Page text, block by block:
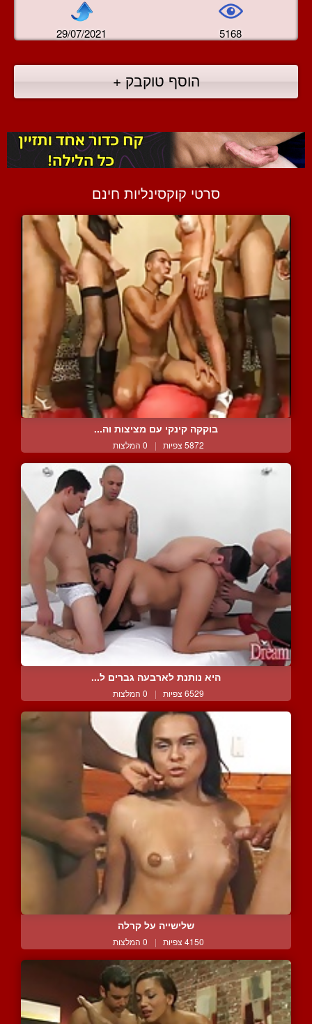
29/07/2021 5168
הוסף טוקבק +
סרטי קוקסינליות חינם
בוקקה קינקי עם מציצות וה...
5872 צפיות | 0 המלצות
היא נותנת לארבעה גברים ל...
6529 צפיות | 0 המלצות
שלישייה על קרלה
4150 צפיות | 0 המלצות